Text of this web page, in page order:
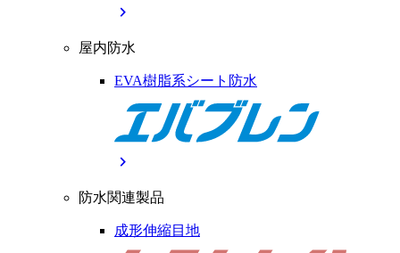
chevron_right
屋内防水
EVA樹脂系シート防水
chevron_right
防水関連製品
成形伸縮目地